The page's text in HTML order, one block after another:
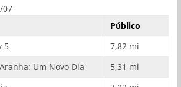
07
Público
5
7,82 mi
Um Novo Dia
5,31 mi